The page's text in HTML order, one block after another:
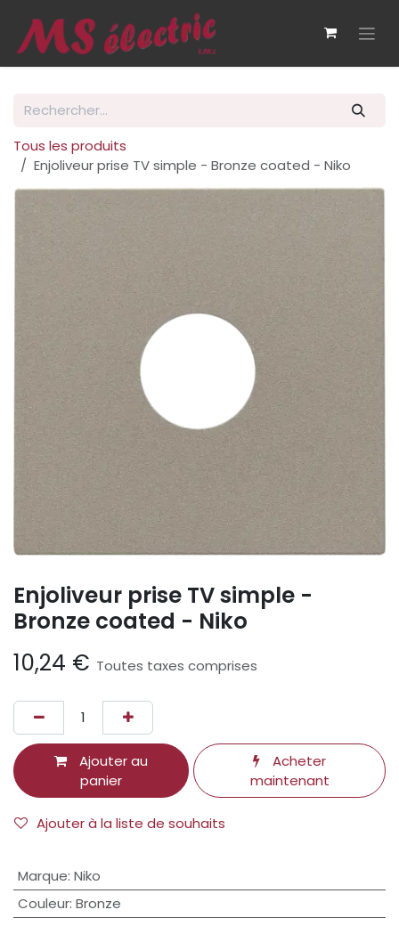
Tous les produits
Enjoliveur prise TV simple - Bronze coated - Niko
Enjoliveur prise TV simple -
Bronze coated - Niko
10,24 € Toutes taxes comprises
Ajouter au
panier
Acheter
maintenant
Ajouter à la liste de souhaits
Marque: Niko
Couleur: Bronze